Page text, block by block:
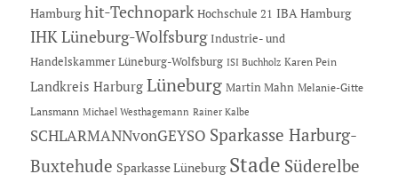
Hamburg hit-Technopark Hochschule 21 IBA Hamburg
IHK Lüneburg-Wolfsburg Industrie- und
Handelskammer Lüneburg-Wolfsburg ISI Buchholz Karen Pein
Landkreis Harburg Lüneburg Martin Mahn Melanie-Gitte
Lansmann Michael Westhagemann Rainer Kalbe
SCHLARMANNvonGEYSO Sparkasse Harburg-
Buxtehude Sparkasse Lüneburg Stade Süderelbe